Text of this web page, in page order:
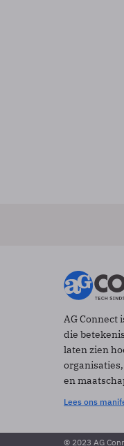
AG Connect
die
laten zien
en
Lees ons
© 2023 AG